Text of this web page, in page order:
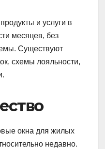
и услуги в
месяцев, без
Существуют
схемы лояльности,
окна для жилых
недавно.